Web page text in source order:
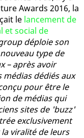
Awards 2016, la
le lancement de
et social de
déploie son
type de
– après avoir
dédiés aux
pour être le
de médias qui
sites de 'buzz'
exclusivement
viralité de leurs